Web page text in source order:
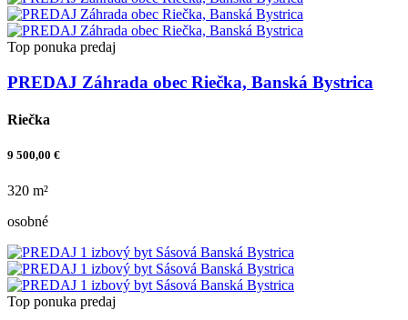
Top ponuka predaj
PREDAJ Záhrada obec Riečka, Banská Bystrica
Riečka
9 500,00 €
320 m²
osobné
Top ponuka predaj